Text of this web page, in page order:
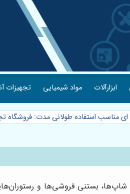
ابزارآلات مواد شیمیایی تجهیزات
ای مناسب استفاده طولانی مدت: فروشگاه
شاپ‌ها، بستنی فروشی‌ها و